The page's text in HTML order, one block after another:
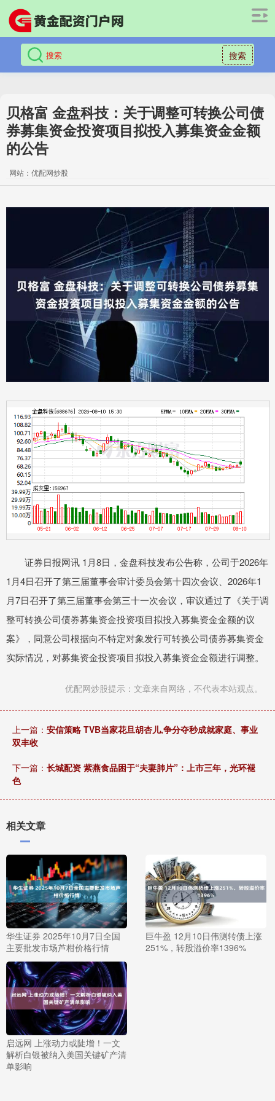
搜索
贝格富 金盘科技：关于调整可转换公司债
券募集资金投资项目拟投入募集资金金额
的公告
网站：优配网炒股
证券日报网讯 1月8日，金盘科技发布公告称，公司于2026年
1月4日召开了第三届董事会审计委员会第十四次会议、2026年1
月7日召开了第三届董事会第三十一次会议，审议通过了《关于调
整可转换公司债券募集资金投资项目拟投入募集资金金额的议
案》，同意公司根据向不特定对象发行可转换公司债券募集资金
实际情况，对募集资金投资项目拟投入募集资金金额进行调整。
优配网炒股提示：文章来自网络，不代表本站观点。
上一篇： 安信策略 TVB当家花旦胡杏儿,争分夺秒成就家庭、事业
双丰收
下一篇： 长城配资 紫燕食品困于“夫妻肺片”：上市三年，光环褪
色
相关文章
华生证券 2025年10月7日全国
主要批发市场芦柑价格行情
巨牛盈 12月10日伟测转债上涨
251%，转股溢价率1396%
启远网 上涨动力或陡增！一文
解析白银被纳入美国关键矿产清
单影响